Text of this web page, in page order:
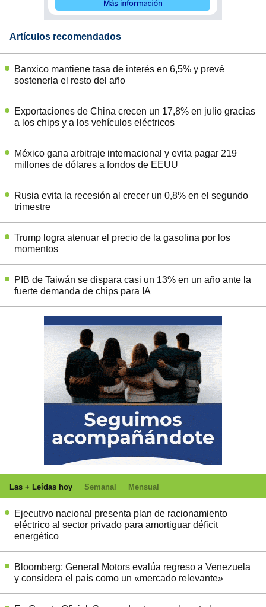
Artículos recomendados
Banxico mantiene tasa de interés en 6,5% y prevé
sostenerla el resto del año
Exportaciones de China crecen un 17,8% en julio gracias
a los chips y a los vehículos eléctricos
México gana arbitraje internacional y evita pagar 219
millones de dólares a fondos de EEUU
Rusia evita la recesión al crecer un 0,8% en el segundo
trimestre
Trump logra atenuar el precio de la gasolina por los
momentos
PIB de Taiwán se dispara casi un 13% en un año ante la
fuerte demanda de chips para IA
Las + Leídas hoy Semanal Mensual
Ejecutivo nacional presenta plan de racionamiento
eléctrico al sector privado para amortiguar déficit
energético
Bloomberg: General Motors evalúa regreso a Venezuela
y considera el país como un «mercado relevante»